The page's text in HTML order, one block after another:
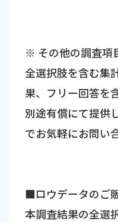
※ その他の調査項
全選択肢を含む集
果、フリー回答を
別途有償にて提供
でお気軽にお問い
■ロウデータのご
本調査結果の全選